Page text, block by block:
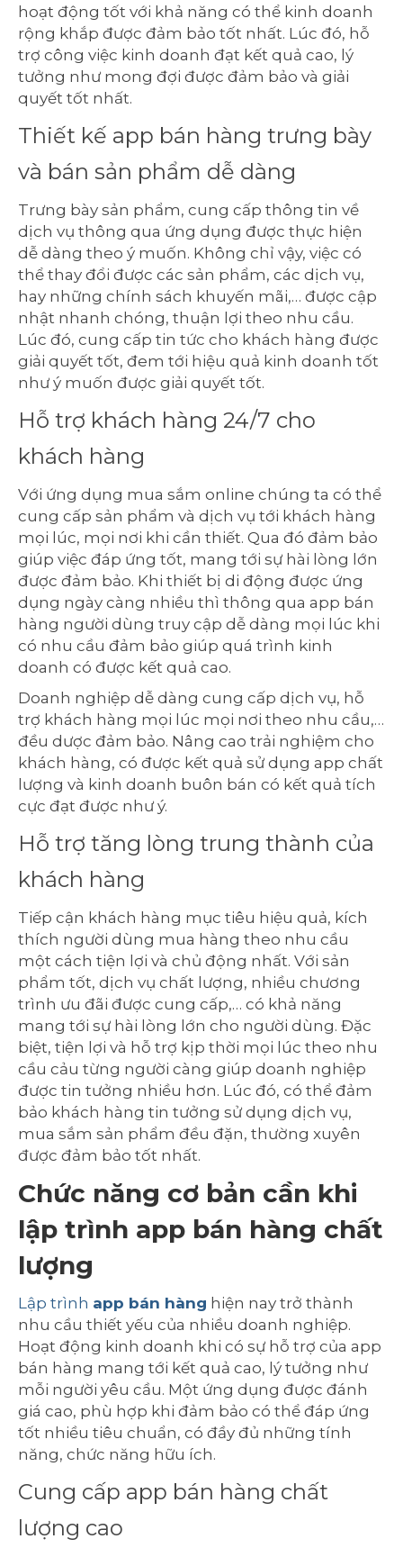
hoạt động tốt với khả năng có thể kinh doanh
rộng khắp được đảm bảo tốt nhất. Lúc đó, hỗ
trợ công việc kinh doanh đạt kết quả cao, lý
tưởng như mong đợi được đảm bảo và giải
quyết tốt nhất.
Thiết kế app bán hàng trưng bày
và bán sản phẩm dễ dàng
Trưng bày sản phẩm, cung cấp thông tin về
dịch vụ thông qua ứng dụng được thực hiện
dễ dàng theo ý muốn. Không chỉ vậy, việc có
thể thay đổi được các sản phẩm, các dịch vụ,
hay những chính sách khuyến mãi,… được cập
nhật nhanh chóng, thuận lợi theo nhu cầu.
Lúc đó, cung cấp tin tức cho khách hàng được
giải quyết tốt, đem tới hiệu quả kinh doanh tốt
như ý muốn được giải quyết tốt.
Hỗ trợ khách hàng 24/7 cho
khách hàng
Với ứng dụng mua sắm online chúng ta có thể
cung cấp sản phẩm và dịch vụ tới khách hàng
mọi lúc, mọi nơi khi cần thiết. Qua đó đảm bảo
giúp việc đáp ứng tốt, mang tới sự hài lòng lớn
được đảm bảo. Khi thiết bị di động được ứng
dụng ngày càng nhiều thì thông qua app bán
hàng người dùng truy cập dễ dàng mọi lúc khi
có nhu cầu đảm bảo giúp quá trình kinh
doanh có được kết quả cao.
Doanh nghiệp dễ dàng cung cấp dịch vụ, hỗ
trợ khách hàng mọi lúc mọi nơi theo nhu cầu,…
đều dược đảm bảo. Nâng cao trải nghiệm cho
khách hàng, có được kết quả sử dụng app chất
lượng và kinh doanh buôn bán có kết quả tích
cực đạt được như ý.
Hỗ trợ tăng lòng trung thành của
khách hàng
Tiếp cận khách hàng mục tiêu hiệu quả, kích
thích người dùng mua hàng theo nhu cầu
một cách tiện lợi và chủ động nhất. Với sản
phẩm tốt, dịch vụ chất lượng, nhiều chương
trình ưu đãi được cung cấp,… có khả năng
mang tới sự hài lòng lớn cho người dùng. Đặc
biệt, tiện lợi và hỗ trợ kịp thời mọi lúc theo nhu
cầu cảu từng người càng giúp doanh nghiệp
được tin tưởng nhiều hơn. Lúc đó, có thể đảm
bảo khách hàng tin tưởng sử dụng dịch vụ,
mua sắm sản phẩm đều đặn, thường xuyên
được đảm bảo tốt nhất.
Chức năng cơ bản cần khi
lập trình app bán hàng chất
lượng
Lập trình app bán hàng hiện nay trở thành
nhu cầu thiết yếu của nhiều doanh nghiệp.
Hoạt động kinh doanh khi có sự hỗ trợ của app
bán hàng mang tới kết quả cao, lý tưởng như
mỗi người yêu cầu. Một ứng dụng được đánh
giá cao, phù hợp khi đảm bảo có thể đáp ứng
tốt nhiều tiêu chuẩn, có đầy đủ những tính
năng, chức năng hữu ích.
Cung cấp app bán hàng chất
lượng cao